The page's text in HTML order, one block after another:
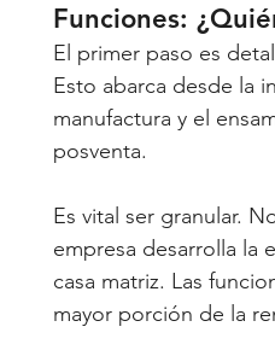
Funciones:
El primer paso es
Esto abarca desde la
manufactura y el
posventa.
Es vital ser granular.
empresa desarrolla la
casa matriz. Las
mayor porción de la